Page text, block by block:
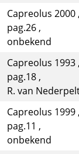
Capreolus 2000
pag.26 ,
onbekend
Capreolus 1993
pag.18 ,
R. van
Capreolus 1999
pag.11 ,
onbekend